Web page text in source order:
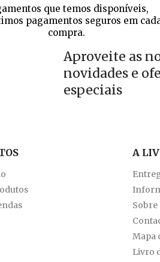
que temos disponíveis,
pagamentos seguros em
compra.
Aproveite as
novidades e
especiais
A
Sobre
Mapa
Livro